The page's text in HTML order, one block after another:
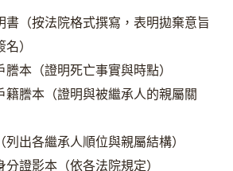
書（按法院格式撰寫，表明拋棄意旨
）
謄本（證明死亡事實與時點）
籍謄本（證明與被繼承人的親屬關
列出各繼承人順位與親屬結構）
分證影本（依各法院規定）